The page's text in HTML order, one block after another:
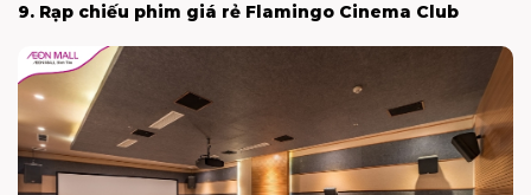
9. Rạp chiếu phim giá rẻ Flamingo Cinema Club